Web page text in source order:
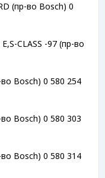
(пр-во Bosch) 0
CLASS -97 (пр-во
Bosch) 0 580 254
Bosch) 0 580 303
Bosch) 0 580 314